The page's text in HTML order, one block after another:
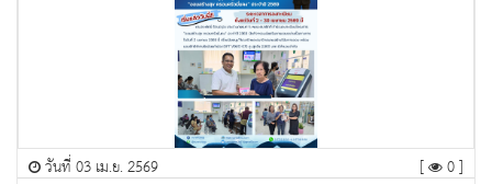
วันที่ 03 เม.ย. 2569 [ 0 ]